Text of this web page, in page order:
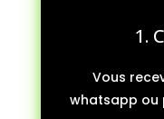
1.
Vous
whatsapp ou